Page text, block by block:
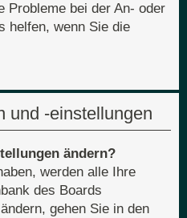
Probleme bei der An- oder
helfen, wenn Sie die
und -einstellungen
ändern?
werden alle Ihre
des Boards
gehen Sie in den